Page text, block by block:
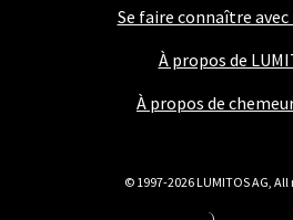
Se faire connaître avec
À propos de
À propos de
© 1997-2026 LUMITOS AG,